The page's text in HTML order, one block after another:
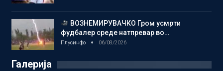
ВОЗНЕМИРУВАЧКО Гром усмрти
фудбалер среде натпревар во…
Плусинфо 06/08/2026
Галерија